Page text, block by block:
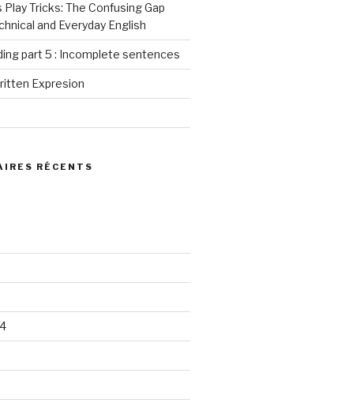
Tricks: The Confusing Gap
and Everyday English
part 5 : Incomplete sentences
Expresion
RÉCENTS